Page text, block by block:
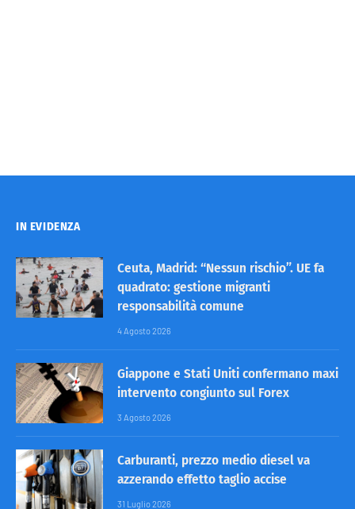
IN EVIDENZA
Ceuta, Madrid: “Nessun rischio”. UE fa
quadrato: gestione migranti
responsabilità comune
4 Agosto 2026
Giappone e Stati Uniti confermano maxi
intervento congiunto sul Forex
3 Agosto 2026
Carburanti, prezzo medio diesel va
azzerando effetto taglio accise
31 Luglio 2026